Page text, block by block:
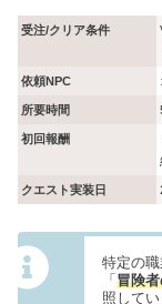
受注/クリア条件
依頼NPC
所要時間
初回報酬
クエスト実装日
特定の職
「 冒険
照して